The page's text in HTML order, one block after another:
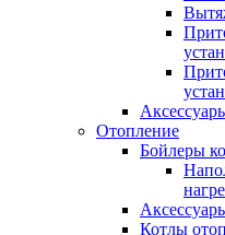
Отопление
Бойлеры
Котлы